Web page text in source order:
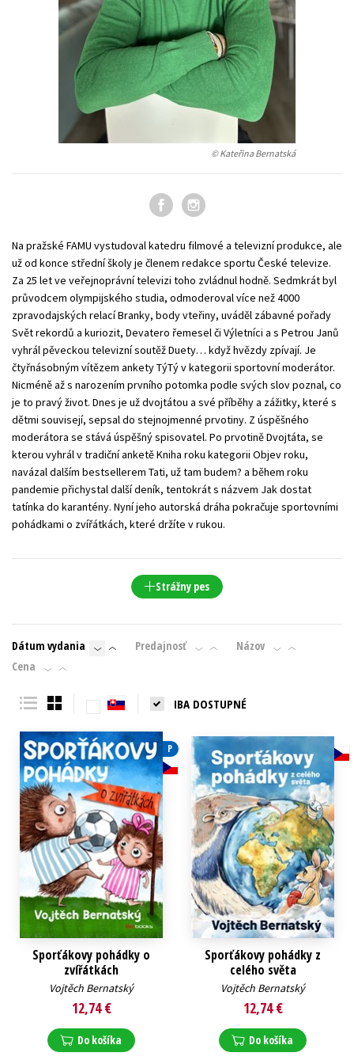
Technické vedy
Učebnice
Umenie a kultúra
Výchova a pedagogika
Young adult
Young adult (SK)
Zdravie a životný štýl
Všetky tituly
© Kateřina Bernatská
Na pražské FAMU vystudoval katedru filmové a televizní produkce, ale
už od konce střední školy je členem redakce sportu České televize.
Za 25 let ve veřejnoprávní televizi toho zvládnul hodně. Sedmkrát byl
průvodcem olympijského studia, odmoderoval více než 4000
zpravodajských relací Branky, body vteřiny, uváděl zábavné pořady
Svět rekordů a kuriozit, Devatero řemesel či Výletníci a s Petrou Janů
vyhrál pěveckou televizní soutěž Duety… když hvězdy zpívají. Je
čtyřnásobným vítězem ankety TýTý v kategorii sportovní moderátor.
Nicméně až s narozením prvního potomka podle svých slov poznal, co
je to pravý život. Dnes je už dvojtátou a své příběhy a zážitky, které s
dětmi souvisejí, sepsal do stejnojmenné prvotiny. Z úspěšného
moderátora se stává úspěšný spisovatel. Po prvotině Dvojtáta, se
kterou vyhrál v tradiční anketě Kniha roku kategorii Objev roku,
navázal dalším bestsellerem Tati, už tam budem? a během roku
pandemie přichystal další deník, tentokrát s názvem Jak dostat
tatínka do karantény. Nyní jeho autorská dráha pokračuje sportovními
pohádkami o zvířátkách, které držíte v rukou.
Strážny pes
Dátum vydania Predajnosť
Názov
Cena
IBA DOSTUPNÉ
P
Sporťákovy pohádky o
zvířátkách
Vojtěch Bernatský
12,74 €
Do košíka
Sporťákovy pohádky z
celého světa
Vojtěch Bernatský
12,74 €
Do košíka